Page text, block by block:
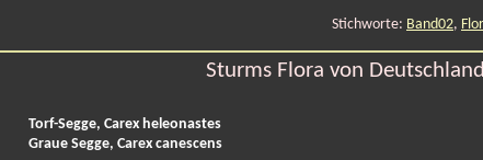
Stichworte: Band02,
Sturms Flora von
Torf-Segge, Carex heleonastes
Graue Segge, Carex canescens